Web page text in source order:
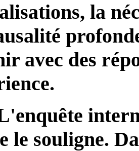
la
avec des
le souligne.